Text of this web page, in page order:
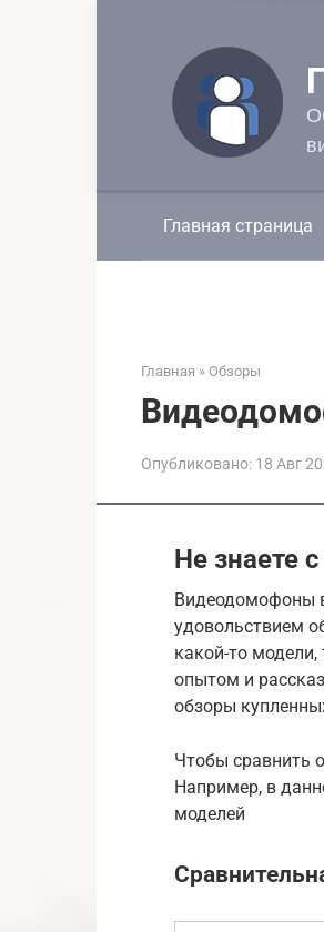
Главная страница
Главная » Обзоры
Опубликовано: 18 Авг
Не знаете
Видеодомофоны
удовольствием
какой-то
опытом и
обзоры
Чтобы сравнить
Например, в
моделей